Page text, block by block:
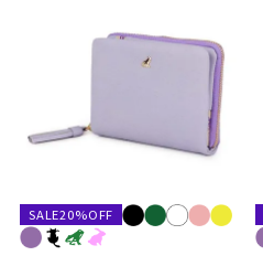
SALE20%OFF